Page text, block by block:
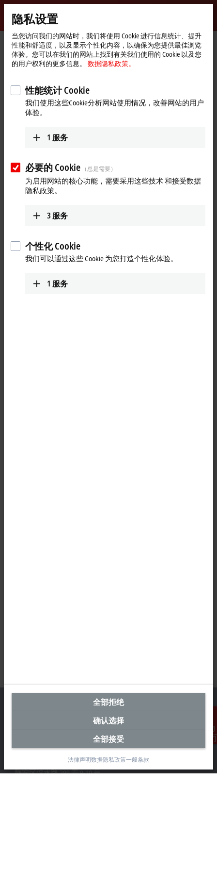
Beckhoff
-
自
动
化
技
术
Start
page
公司简介 最新资讯 新一代控制面板和面板型 PC
联系我们
Video
2026年6月24日
新一代控制面板和面板型 PC
Automate 2026 现场报道：倍福美国分公司工业 PC 产品经理
面向工业场景的 HMI 解决方案兼顾高性价比与高品质，搭载前
更多关于此视频的信息
毕孚自动化设备贸易(上海)有限公司
市北智汇园4号楼
静安区汶水路 299 弄 9-10 号
隐私设置
当您访问我们的网站时，我们将使用 Cookie 进行信息统计、提升
性能和舒适度，以及显示个性化内容，以确保为您提供最佳浏览
体验。您可以在我们的网站上找到有关我们使用的 Cookie 以及您
的用户权利的更多信息。
数据隐私政策。
性能统计 Cookie
我们使用这些Cookie分析网站使用情况，改善网站的用户
体验。
1 服务
必要的 Cookie （总是需要）
为启用网站的核心功能，需要采用这些技术 和接受数据
隐私政策。
3 服务
个性化 Cookie
我们可以通过这些 Cookie 为您打造个性化体验。
1 服务
全部拒绝
确认选择
全部接受
法律声明数据隐私政策一般条款